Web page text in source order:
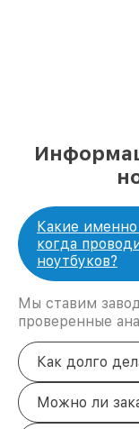
Какие именно
когда
ноутбуков?
Мы ставим
проверенные
Как долго
Можно ли